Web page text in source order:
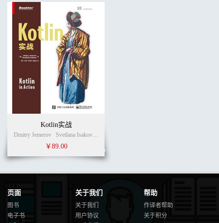
Kotlin实战
Dmitry Jemerov Svetlana Isakova
￥89.00
页面
图书
电子书
关于我们
关于我们
用户协议
帮助
作译者帮助
关于积分